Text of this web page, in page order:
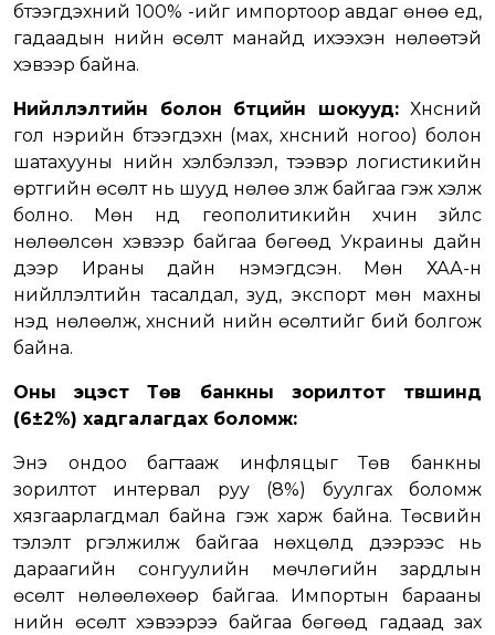
бүтээгдэхүүний 100% -ийг импортоор авдаг өнөө үед,
гадаадын үнийн өсөлт манайд ихээхэн нөлөөтэй
хэвээр байна.
Нийлүүлэлтийн болон бүтцийн шокууд: Хүнсний
гол нэрийн бүтээгдэхүүн (мах, хүнсний ногоо) болон
шатахууны үнийн хэлбэлзэл, тээвэр логистикийн
өртгийн өсөлт нь шууд нөлөө үзүүлж байгаа гэж хэлж
болно. Мөн үүнд геополитикийн хүчин зүйлс
нөлөөлсөн хэвээр байгаа бөгөөд Украины дайн
дээр Ираны дайн нэмэгдсэн. Мөн ХАА-н
нийлүүлэлтийн тасалдал, зуд, экспорт мөн махны
үнэд нөлөөлж, хүнсний үнийн өсөлтийг бий болгож
байна.
Оны эцэст Төв банкны зорилтот түвшинд
(6±2%) хадгалагдах боломж:
Энэ ондоо багтааж инфляцыг Төв банкны
зорилтот интервал руу (8%) буулгах боломж
хязгаарлагдмал байна гэж харж байна. Төсвийн
тэлэлт үргэлжилж байгаа нөхцөлд дээрээс нь
дараагийн сонгуулийн мөчлөгийн зардлын
өсөлт нөлөөлөхөөр байгаа. Импортын барааны
үнийн өсөлт хэвээрээ байгаа бөгөөд гадаад зах